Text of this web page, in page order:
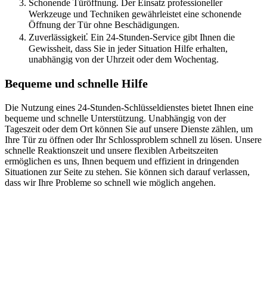
Schonende Türöffnung⁚ Der Einsatz professioneller
Werkzeuge und Techniken gewährleistet eine schonende
Öffnung der Tür ohne Beschädigungen.
Zuverlässigkeit⁚ Ein 24-Stunden-Service gibt Ihnen die
Gewissheit, dass Sie in jeder Situation Hilfe erhalten,
unabhängig von der Uhrzeit oder dem Wochentag.​
Bequeme und schnelle Hilfe
Die Nutzung eines 24-Stunden-Schlüsseldienstes bietet Ihnen eine
bequeme und schnelle Unterstützung. Unabhängig von der
Tageszeit oder dem Ort können Sie auf unsere Dienste zählen, um
Ihre Tür zu öffnen oder Ihr Schlossproblem schnell zu lösen.​ Unsere
schnelle Reaktionszeit und unsere flexiblen Arbeitszeiten
ermöglichen es uns, Ihnen bequem und effizient in dringenden
Situationen zur Seite zu stehen. Sie können sich darauf verlassen,
dass wir Ihre Probleme so schnell wie möglich angehen.​